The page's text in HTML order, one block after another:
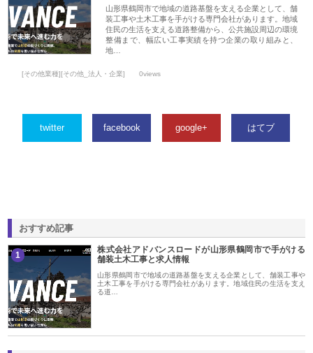
山形県鶴岡市で地域の道路基盤を支える企業として、舗
装工事や土木工事を手がける専門会社があります。地域
住民の生活を支える道路整備から、公共施設周辺の環境
整備まで、幅広い工事実績を持つ企業の取り組みと、
地…
[その他業種][その他_法人・企業] 0views
twitter facebook google+ はてブ
おすすめ記事
1
株式会社アドバンスロードが山形県鶴岡市で手がける
舗装土木工事と求人情報
山形県鶴岡市で地域の道路基盤を支える企業として、舗装工事や
土木工事を手がける専門会社があります。地域住民の生活を支え
る道…